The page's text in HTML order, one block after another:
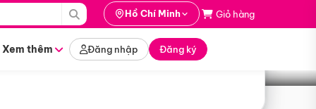
Hồ Chí Minh Giỏ hàng
Xem thêm Đăng nhập Đăng ký
Tìm tour